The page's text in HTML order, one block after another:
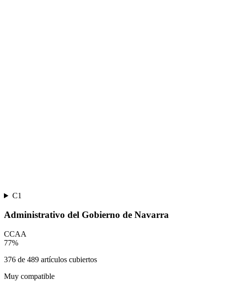
C1
Administrativo del Gobierno de Navarra
CCAA
77%
376 de 489 artículos cubiertos
Muy compatible